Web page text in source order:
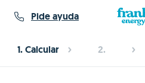
Pide ayuda
1.Calcular 2.